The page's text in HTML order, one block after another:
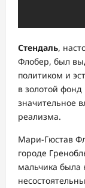
Стендаль,
Флобер, был
политиком и
в золотой
значительное
реализма.
Мари-Гюстав
городе
мальчика была